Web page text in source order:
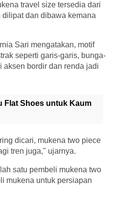
travel size tersedia dari
dan dibawa kemana
Sari mengatakan, motif
seperti garis-garis, bunga-
aksen bordir dan renda jadi
Flat Shoes untuk Kaum
dicari, mukena two piece
tren juga," ujarnya.
satu pembeli mukena two
mukena untuk persiapan